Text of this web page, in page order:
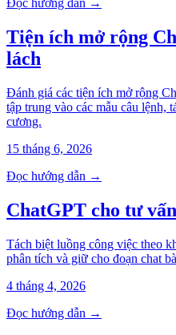
Đọc hướng dẫn →
Tiện ích mở rộng
lách
Đánh giá các tiện ích mở rộng
tập trung vào các mẫu câu lệnh,
cương.
15 tháng 6, 2026
Đọc hướng dẫn →
ChatGPT cho tư
Tách biệt luồng công việc theo
phân tích và giữ cho đoạn chat
4 tháng 4, 2026
Đọc hướng dẫn →